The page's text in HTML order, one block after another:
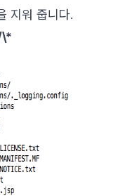
지워 줍니다.
\*